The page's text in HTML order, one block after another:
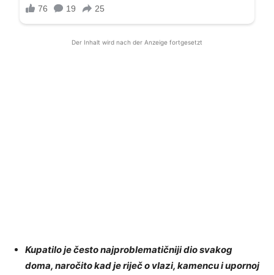
Der Inhalt wird nach der Anzeige fortgesetzt
Kupatilo je često najproblematičniji dio svakog
doma, naročito kad je riječ o vlazi, kamencu i upornoj